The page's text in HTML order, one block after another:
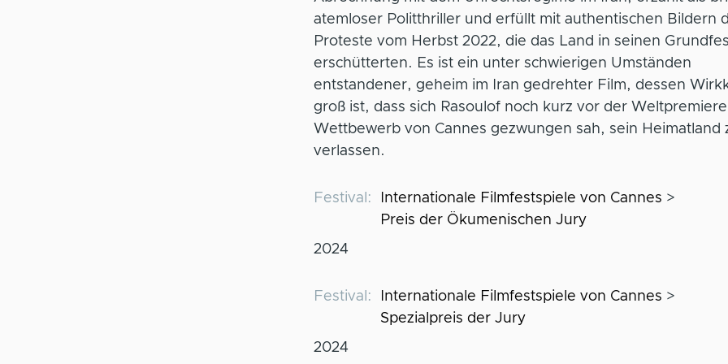
atemloser Politthriller und erfüllt mit authentischen Bildern
Proteste vom Herbst 2022, die das Land in seinen
erschütterten. Es ist ein unter schwierigen Umständen
entstandener, geheim im Iran gedrehter Film, dessen
groß ist, dass sich Rasoulof noch kurz vor der
Wettbewerb von Cannes gezwungen sah, sein Heimatland
verlassen.
Festival
Internationale Filmfestspiele von Cannes
Preis der Ökumenischen Jury
2024
Festival
Internationale Filmfestspiele von Cannes
Spezialpreis der Jury
2024